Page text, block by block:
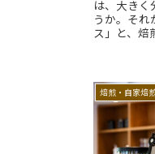
は、大きく
うか。それ
ス」と、焙
す。どち
焙煎・自家焙